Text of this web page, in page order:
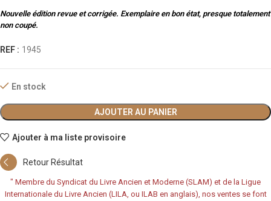
Nouvelle édition revue et corrigée. Exemplaire en bon état, presque totalement
non coupé.
REF : 1945
En stock
AJOUTER AU PANIER
Ajouter à ma liste provisoire
Retour Résultat
" Membre du Syndicat du Livre Ancien et Moderne (SLAM) et de la Ligue
Internationale du Livre Ancien (LILA, ou ILAB en anglais), nos ventes se font